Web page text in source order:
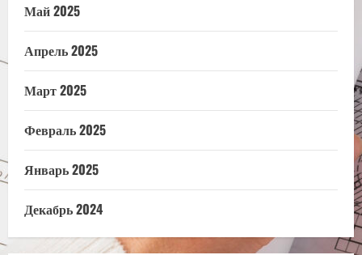
Май 2025
Апрель 2025
Март 2025
Февраль 2025
Январь 2025
Декабрь 2024